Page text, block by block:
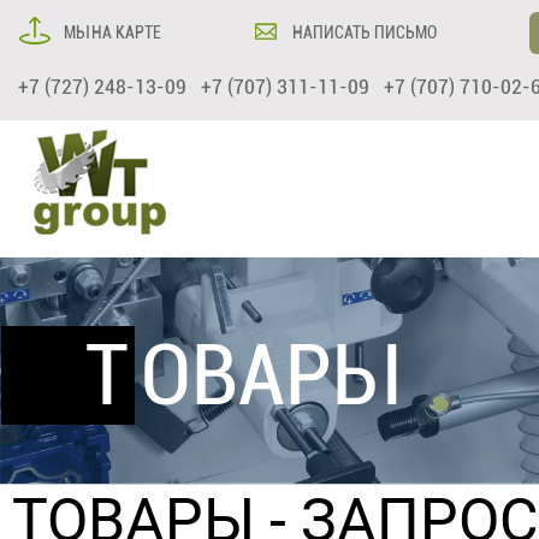
МЫ НА КАРТЕ НАПИСАТЬ ПИСЬМО
+7 (727) 248-13-09 +7 (707) 311-11-09 +7 (707) 710-02-
ТОВАРЫ
ТОВАРЫ -